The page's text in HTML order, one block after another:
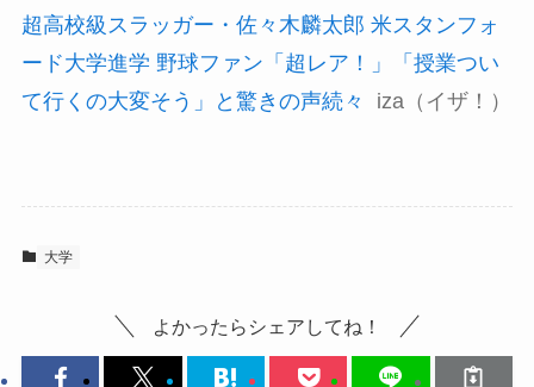
超高校級スラッガー・佐々木麟太郎 米スタンフォ
ード大学進学 野球ファン「超レア！」「授業つい
て行くの大変そう」と驚きの声続々
iza（イザ！）
大学
よかったらシェアしてね！